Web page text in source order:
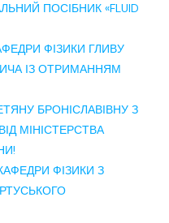
ПОСІБНИК «FLUID
ФІЗИКИ ГЛИВУ
ІЗ ОТРИМАННЯМ
БРОНІСЛАВІВНУ З
МІНІСТЕРСТВА
ФІЗИКИ З